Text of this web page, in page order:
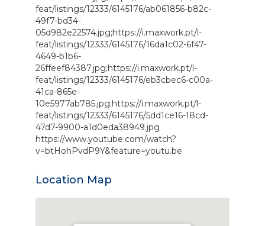
feat/listings/12333/6145176/ab061856-b82c-
49f7-bd34-
05d982e22574.jpg;https://i.maxwork.pt/l-
feat/listings/12333/6145176/16da1c02-6f47-
4649-b1b6-
26ffeef84387.jpg;https://i.maxwork.pt/l-
feat/listings/12333/6145176/eb3cbec6-c00a-
41ca-865e-
10e5977ab785.jpg;https://i.maxwork.pt/l-
feat/listings/12333/6145176/5dd1ce16-18cd-
47d7-9900-a1d0eda38949.jpg
https://www.youtube.com/watch?
v=btHohPvdP9Y&feature=youtu.be
Location Map